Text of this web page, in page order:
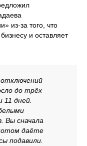
из-за того, что
и оставляет
до трёх
11 дней.
Вы сначала
даёте
подавили.